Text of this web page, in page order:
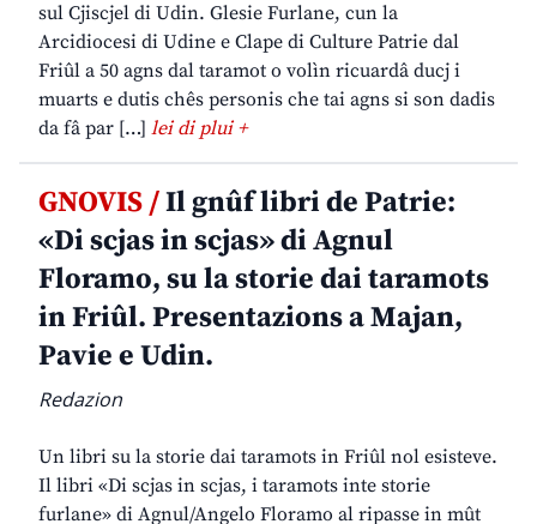
sul Cjiscjel di Udin. Glesie Furlane, cun la
Arcidiocesi di Udine e Clape di Culture Patrie dal
Friûl a 50 agns dal taramot o volìn ricuardâ ducj i
muarts e dutis chês personis che tai agns si son dadis
da fâ par […] lei di plui +
GNOVIS /Il gnûf libri de Patrie:
«Di scjas in scjas» di Agnul
Floramo, su la storie dai taramots
in Friûl. Presentazions a Majan,
Pavie e Udin.
Redazion
Un libri su la storie dai taramots in Friûl nol esisteve.
Il libri «Di scjas in scjas, i taramots inte storie
furlane» di Agnul/Angelo Floramo al ripasse in mût